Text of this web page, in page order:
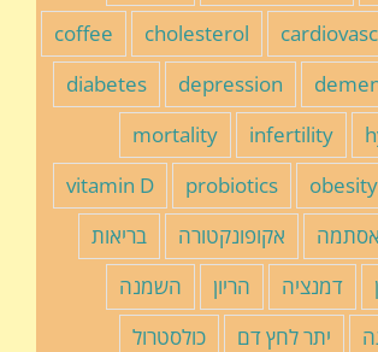
cholesterol
coffee
depression
diabetes
infertility
mortality
obesity
probiotics
vitamin D
אסתמה אקופונקטורה
בריאות
דמנציה הריון
השמנה
יתר לחץ דם
כולסטרול